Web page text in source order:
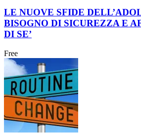
LE NUOVE SFIDE
BISOGNO DI SICUREZZA E
DI SE’
Free